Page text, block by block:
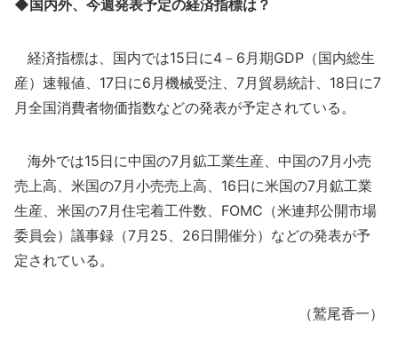
◆国内外、今週発表予定の経済指標は？
経済指標は、国内では15日に4－6月期GDP（国内総生
産）速報値、17日に6月機械受注、7月貿易統計、18日に7
月全国消費者物価指数などの発表が予定されている。
海外では15日に中国の7月鉱工業生産、中国の7月小売
売上高、米国の7月小売売上高、16日に米国の7月鉱工業
生産、米国の7月住宅着工件数、FOMC（米連邦公開市場
委員会）議事録（7月25、26日開催分）などの発表が予
定されている。
（鷲尾香一）